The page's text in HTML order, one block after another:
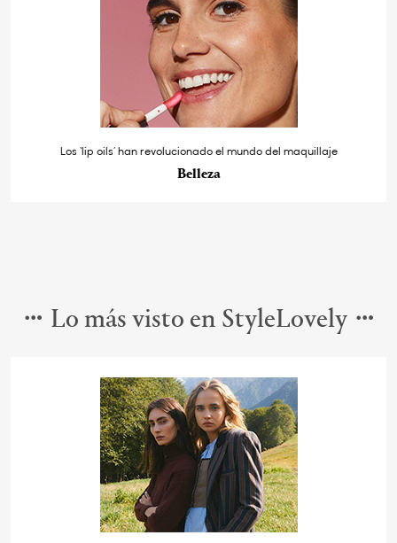
Los ‘lip oils’ han revolucionado el mundo del maquillaje
Belleza
Lo más visto en StyleLovely